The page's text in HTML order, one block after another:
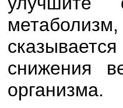
снижения
организма.